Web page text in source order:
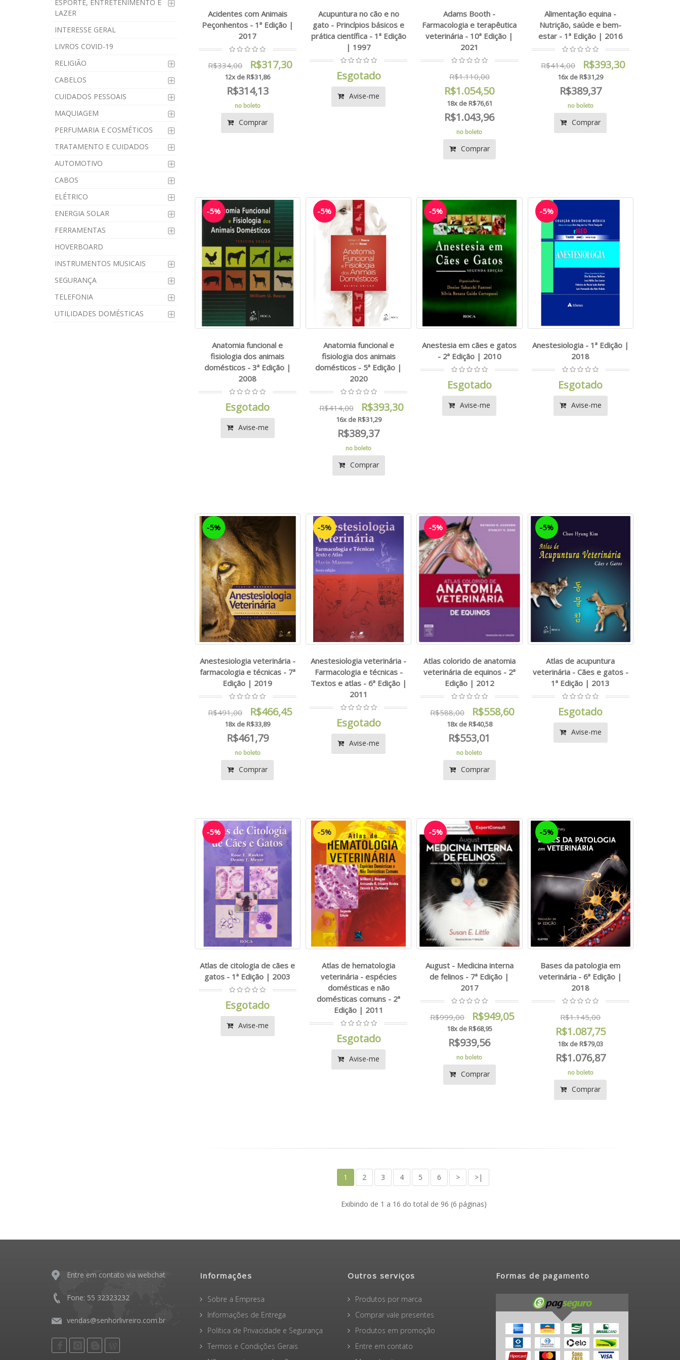
ESPORTE, ENTRETENIMENTO E
LAZER
INTERESSE GERAL
LIVROS COVID-19
RELIGIÃO
CABELOS
CUIDADOS PESSOAIS
MAQUIAGEM
PERFUMARIA E COSMÉTICOS
TRATAMENTO E CUIDADOS
AUTOMOTIVO
CABOS
ELÉTRICO
ENERGIA SOLAR
FERRAMENTAS
HOVERBOARD
INSTRUMENTOS MUSICAIS
SEGURANÇA
TELEFONIA
UTILIDADES DOMÉSTICAS
Acidentes com Animais
Peçonhentos - 1ª Edição |
2017
R$334,00 R$317,30
12x de R$31,86
R$314,13
no boleto
Comprar
Acupuntura no cão e no
gato - Princípios básicos e
prática científica - 1ª Edição
| 1997
Esgotado
Avise-me
Adams Booth -
Farmacologia e terapêutica
veterinária - 10ª Edição |
2021
R$1.110,00
R$1.054,50
18x de R$76,61
R$1.043,96
no boleto
Comprar
Alimentação equina -
Nutrição, saúde e bem-
estar - 1ª Edição | 2016
R$414,00 R$393,30
16x de R$31,29
R$389,37
no boleto
Comprar
-5%
Anatomia funcional e
fisiologia dos animais
domésticos - 3ª Edição |
2008
Esgotado
Avise-me
-5%
Anatomia funcional e
fisiologia dos animais
domésticos - 5ª Edição |
2020
R$414,00 R$393,30
16x de R$31,29
R$389,37
no boleto
Comprar
-5%
Anestesia em cães e gatos
- 2ª Edição | 2010
Esgotado
Avise-me
-5%
Anestesiologia - 1ª Edição |
2018
Esgotado
Avise-me
-5%
Anestesiologia veterinária -
farmacologia e técnicas - 7ª
Edição | 2019
R$491,00 R$466,45
18x de R$33,89
R$461,79
no boleto
Comprar
-5%
Anestesiologia veterinária -
Farmacologia e técnicas -
Textos e atlas - 6ª Edição |
2011
Esgotado
Avise-me
-5%
Atlas colorido de anatomia
veterinária de equinos - 2ª
Edição | 2012
R$588,00 R$558,60
18x de R$40,58
R$553,01
no boleto
Comprar
-5%
Atlas de acupuntura
veterinária - Cães e gatos -
1ª Edição | 2013
Esgotado
Avise-me
-5%
Atlas de citologia de cães e
gatos - 1ª Edição | 2003
Esgotado
Avise-me
-5%
Atlas de hematologia
veterinária - espécies
domésticas e não
domésticas comuns - 2ª
Edição | 2011
Esgotado
Avise-me
-5%
August - Medicina interna
de felinos - 7ª Edição |
2017
R$999,00 R$949,05
18x de R$68,95
R$939,56
no boleto
Comprar
-5%
Bases da patologia em
veterinária - 6ª Edição |
2018
R$1.145,00
R$1.087,75
18x de R$79,03
R$1.076,87
no boleto
Comprar
1 2 3 4 5 6 > >|
Exibindo de 1 a 16 do total de 96 (6 páginas)
Entre em contato via webchat
Fone: 55 32323232
vendas@senhorlivreiro.com.br
Informações
Sobre a Empresa
Informações de Entrega
Política de Privacidade e Segurança
Termos e Condições Gerais
Outros serviços
Produtos por marca
Comprar vale presentes
Produtos em promoção
Entre em contato
Formas de pagamento